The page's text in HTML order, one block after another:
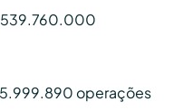
operações